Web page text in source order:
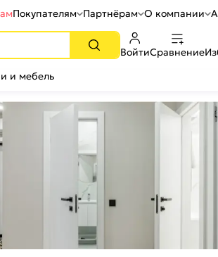
Покупателям Партнёрам О компании
ВойтиСравнение
и мебель